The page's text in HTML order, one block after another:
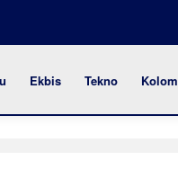
Ekbis Tekno Kolom